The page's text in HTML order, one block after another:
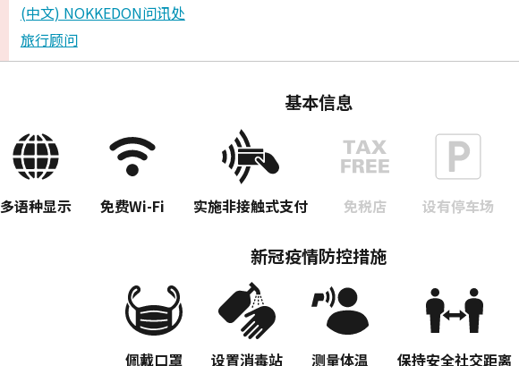
(中文) NOKKEDON问讯处
旅行顾问
基本信息
多语种显示 免费Wi-Fi 实施非接触式支付 免税店 设有停车场
新冠疫情防控措施
佩戴口罩 设置消毒站 测量体温 保持安全社交距离